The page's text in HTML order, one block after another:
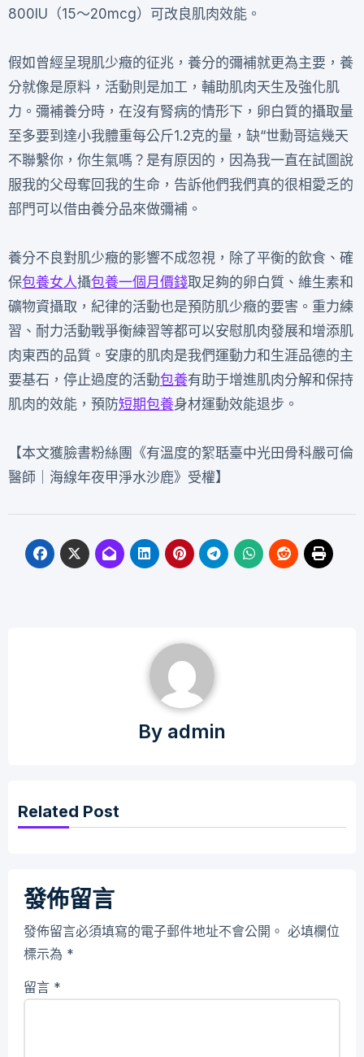
800IU（15～20mcg）可改良肌肉效能。
假如曾經呈現肌少癥的征兆，養分的彌補就更為主要，養
分就像是原料，活動則是加工，輔助肌肉天生及強化肌
力。彌補養分時，在沒有腎病的情形下，卵白質的攝取量
至多要到達小我體重每公斤1.2克的量，缺“世勳哥這幾天
不聯繫你，你生氣嗎？是有原因的，因為我一直在試圖說
服我的父母奪回我的生命，告訴他們我們真的很相愛乏的
部門可以借由養分品來做彌補。
養分不良對肌少癥的影響不成忽視，除了平衡的飲食、確
保包養女人攝包養一個月價錢取足夠的卵白質、維生素和
礦物資攝取，紀律的活動也是預防肌少癥的要害。重力練
習、耐力活動戰爭衡練習等都可以安慰肌肉發展和增添肌
肉東西的品質。安康的肌肉是我們運動力和生涯品德的主
要基石，停止過度的活動包養有助于增進肌肉分解和保持
肌肉的效能，預防短期包養身材運動效能退步。
【本文獲臉書粉絲團《有溫度的絮聒臺中光田骨科嚴可倫
醫師｜海線年夜甲淨水沙鹿》受權】
By admin
Related Post
發佈留言
發佈留言必須填寫的電子郵件地址不會公開。 必填欄位
標示為 *
留言 *